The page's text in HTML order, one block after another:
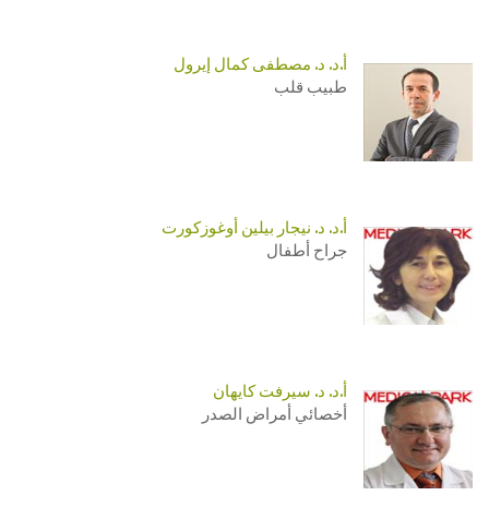
أ.د. د. مصطفى كمال إيرول
طبيب قلب
أ.د. د. نيجار بيلين أوغوزكورت
جراح أطفال
أ.د. د. سيرفت كايهان
أخصائي أمراض الصدر